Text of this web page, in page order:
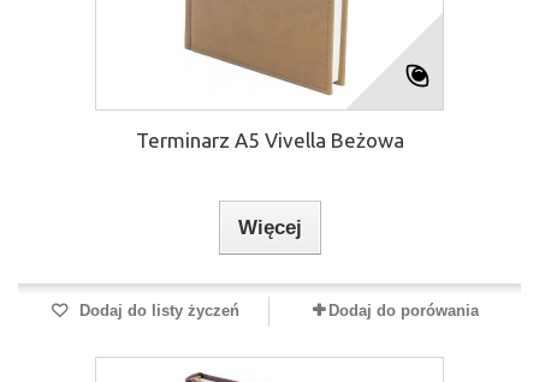
Terminarz A5 Vivella Beżowa
Więcej
Dodaj do listy życzeń Dodaj do porówania